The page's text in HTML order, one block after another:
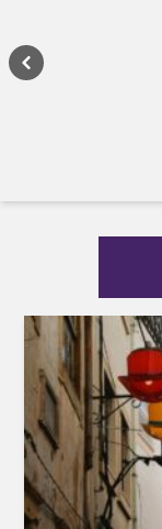
Previous